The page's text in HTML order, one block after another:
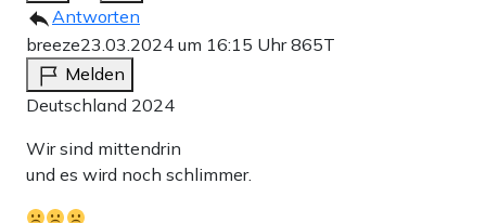
Antworten
breeze23.03.2024 um 16:15 Uhr865T
Melden
Deutschland 2024
Wir sind mittendrin
und es wird noch schlimmer.